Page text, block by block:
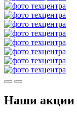
Наши акции